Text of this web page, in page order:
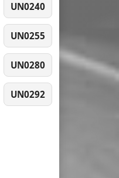
UN0240
UN0255
UN0280
UN0292